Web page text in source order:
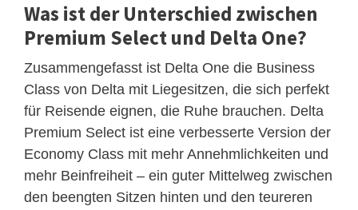
Was ist der Unterschied zwischen
Premium Select und Delta One?
Zusammengefasst ist Delta One die Business
Class von Delta mit Liegesitzen, die sich perfekt
für Reisende eignen, die Ruhe brauchen. Delta
Premium Select ist eine verbesserte Version der
Economy Class mit mehr Annehmlichkeiten und
mehr Beinfreiheit – ein guter Mittelweg zwischen
den beengten Sitzen hinten und den teureren